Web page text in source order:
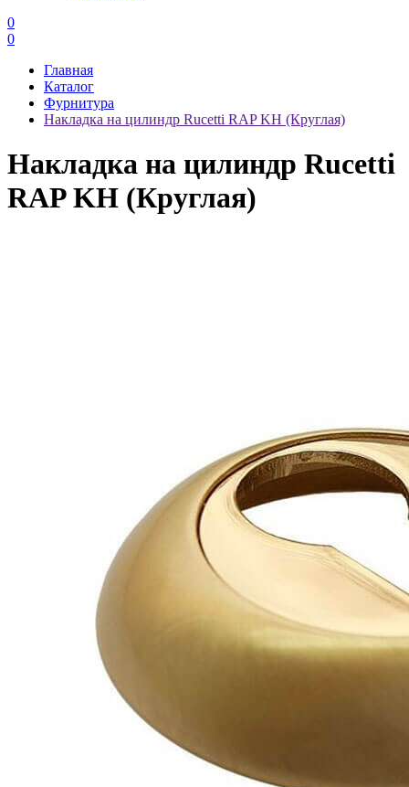
0
0
Главная
Каталог
Фурнитура
Накладка на цилиндр Rucetti RAP KH (Круглая)
Накладка на цилиндр Rucetti
RAP KH (Круглая)